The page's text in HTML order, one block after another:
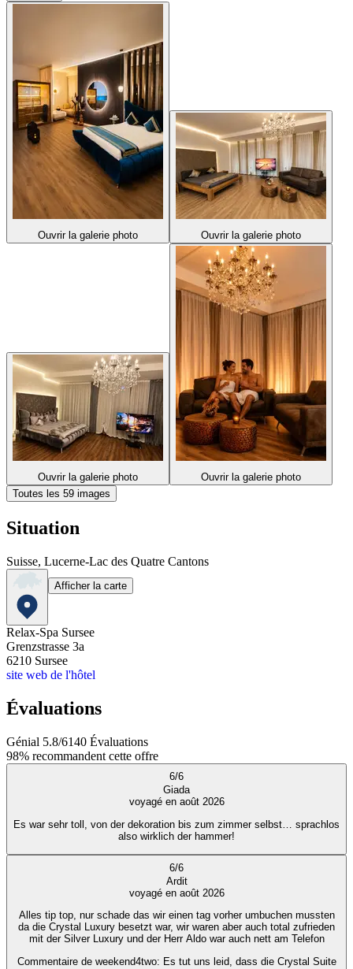
Ouvrir la galerie photo Ouvrir la galerie photo
Ouvrir la galerie photo
Ouvrir la galerie photo
Toutes les 59 images
Situation
Suisse, Lucerne-Lac des Quatre Cantons
Afficher la carte
Relax-Spa Sursee
Grenzstrasse 3a
6210 Sursee
site web de l'hôtel
Évaluations
Génial 5.8/6140 Évaluations
98% recommandent cette offre
6/6
Giada
voyagé en août 2026
Es war sehr toll, von der dekoration bis zum zimmer selbst… sprachlos
also wirklich der hammer!
6/6
Ardit
voyagé en août 2026
Alles tip top, nur schade das wir einen tag vorher umbuchen mussten
da die Crystal Luxury besetzt war, wir waren aber auch total zufrieden
mit der Silver Luxury und der Herr Aldo war auch nett am Telefon
Commentaire de weekend4two: Es tut uns leid, dass die Crystal Suite